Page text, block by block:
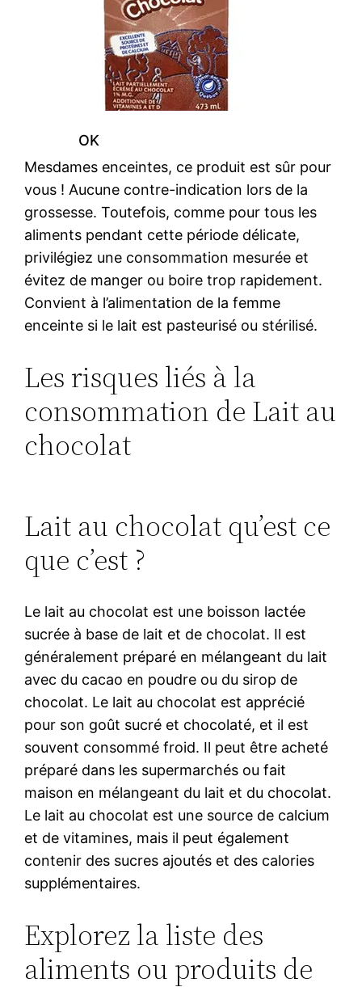
OK
Mesdames enceintes, ce produit est sûr pour
vous ! Aucune contre-indication lors de la
grossesse. Toutefois, comme pour tous les
aliments pendant cette période délicate,
privilégiez une consommation mesurée et
évitez de manger ou boire trop rapidement.
Convient à l’alimentation de la femme
enceinte si le lait est pasteurisé ou stérilisé.
Les risques liés à la
consommation de Lait au
chocolat
Lait au chocolat qu’est ce
que c’est ?
Le lait au chocolat est une boisson lactée
sucrée à base de lait et de chocolat. Il est
généralement préparé en mélangeant du lait
avec du cacao en poudre ou du sirop de
chocolat. Le lait au chocolat est apprécié
pour son goût sucré et chocolaté, et il est
souvent consommé froid. Il peut être acheté
préparé dans les supermarchés ou fait
maison en mélangeant du lait et du chocolat.
Le lait au chocolat est une source de calcium
et de vitamines, mais il peut également
contenir des sucres ajoutés et des calories
supplémentaires.
Explorez la liste des
aliments ou produits de